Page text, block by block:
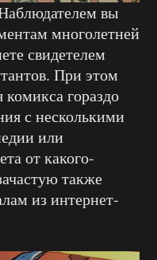
вы
многолетней
свидетелем
При этом
комикса гораздо
с несколькими
или
от какого-
также
из интернет-